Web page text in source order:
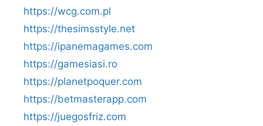
https://wcg.com.pl
https://thesimsstyle.net
https://ipanemagames.com
https://gamesiasi.ro
https://planetpoquer.com
https://betmasterapp.com
https://juegosfriz.com